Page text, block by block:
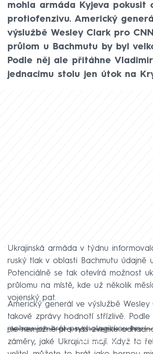
mohla armáda Kyjeva pokusit
protiofenzivu. Americký
výslužbě Wesley Clark pro
průlom u Bachmutu by byl
Podle něj ale přitáhne
jednacímu stolu jen útok na
Ukrajinská armáda v týdnu
ruský tlak v oblasti Bachmutu údajně
Potenciálně se tak otevírá možnost
průlomu na místě, kde už několik
vojenský pat.
Americký generál ve výslužbě Wesley
takové zprávy hodnotí střízlivě. Podle
mohou jen hrát psychologickou hru.
Failed to fetch
„Je nemožné pro nás zvenku
záměry, jaké Ukrajinci mají. Když to